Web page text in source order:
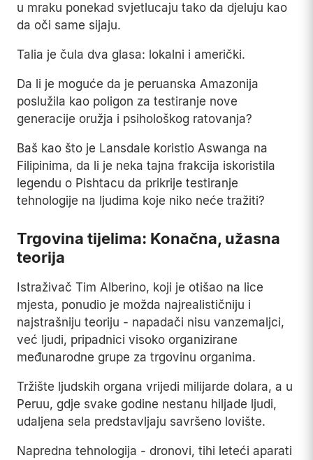
u mraku ponekad svjetlucaju tako da djeluju kao
da oči same sijaju.
Talia je čula dva glasa: lokalni i američki.
Da li je moguće da je peruanska Amazonija
poslužila kao poligon za testiranje nove
generacije oružja i psihološkog ratovanja?
Baš kao što je Lansdale koristio Aswanga na
Filipinima, da li je neka tajna frakcija iskoristila
legendu o Pishtacu da prikrije testiranje
tehnologije na ljudima koje niko neće tražiti?
Trgovina tijelima: Konačna, užasna
teorija
Istraživač Tim Alberino, koji je otišao na lice
mjesta, ponudio je možda najrealističniju i
najstrašniju teoriju - napadači nisu vanzemaljci,
već ljudi, pripadnici visoko organizirane
međunarodne grupe za trgovinu organima.
Tržište ljudskih organa vrijedi milijarde dolara, a u
Peruu, gdje svake godine nestanu hiljade ljudi,
udaljena sela predstavljaju savršeno lovište.
Napredna tehnologija - dronovi, tihi leteći aparati